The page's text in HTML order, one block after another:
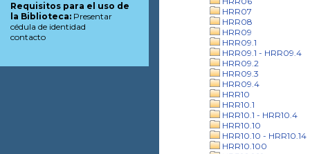
HRR07
HRR08
HRR09
HRR09.1
HRR09.1 - HRR09.4
HRR09.2
HRR09.3
HRR09.4
HRR10
HRR10.1
HRR10.1 - HRR10.4
HRR10.10
HRR10.10 - HRR10.14
HRR10.100
Requisitos para el uso de
la Biblioteca: Presentar
cédula de identidad
contacto